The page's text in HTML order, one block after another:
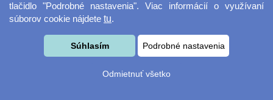
Kovový dávkovač na
Obrus ​​125 x 75 cm
tlačidlo "Podrobné nastavenia". Viac informácií o využívaní
súborov cookie nájdete tu.
Súhlasím Podrobné nastavenia
Odmietnuť všetko